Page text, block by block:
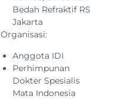
Bedah Refraktif RS
Jakarta
Organisasi:
Anggota IDI
Perhimpunan
Dokter Spesialis
Mata Indonesia